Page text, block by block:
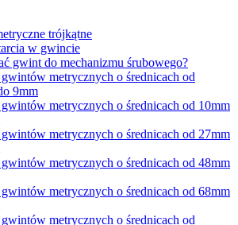
trójkątne
w gwincie
gwint do mechanizmu śrubowego?
metrycznych o średnicach od
9mm
metrycznych o średnicach od 10mm
metrycznych o średnicach od 27mm
metrycznych o średnicach od 48mm
metrycznych o średnicach od 68mm
metrycznych o średnicach od